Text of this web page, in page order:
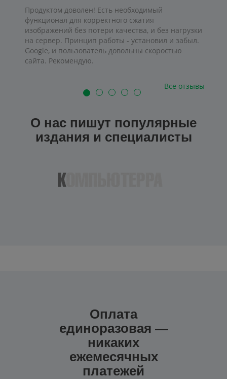
Продуктом доволен! Есть необходимый
функционал для корректного сжатия
изображений без потери качества, и без нагрузки
на сервер. Принцип работы - установил и забыл.
Google, и пользователь довольны скоростью
сайта. Рекомендую.
Все отзывы
О нас пишут популярные
издания и специалисты
Оплата
единоразовая —
никаких
ежемесячных
платежей